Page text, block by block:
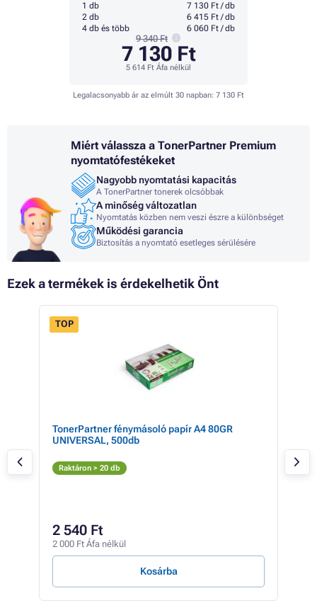
1 db
7 130 Ft / db
2 db
6 415 Ft / db
4 db és több
6 060 Ft / db
9 340 Ft
7 130 Ft
5 614 Ft Áfa nélkül
Legalacsonyabb ár az elmúlt 30 napban: 7 130 Ft
Miért válassza a TonerPartner Premium
nyomtatófestékeket
Nagyobb nyomtatási kapacitás
A TonerPartner tonerek olcsóbbak
A minőség változatlan
Nyomtatás közben nem veszi észre a különbséget
Működési garancia
Biztosítás a nyomtató esetleges sérülésére
Ezek a termékek is érdekelhetik Önt
TOP
TonerPartner fénymásoló papír A4 80GR
UNIVERSAL, 500db
Raktáron > 20 db
2 540 Ft
2 000 Ft Áfa nélkül
Kosárba